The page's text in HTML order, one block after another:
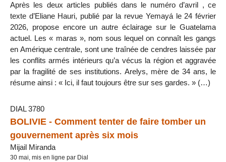
Après les deux articles publiés dans le numéro d’avril , ce
texte d’Eliane Hauri, publié par la revue Yemayá le 24 février
2026, propose encore un autre éclairage sur le Guatelama
actuel. Les « maras », nom sous lequel on connaît les gangs
en Amérique centrale, sont une traînée de cendres laissée par
les conflits armés intérieurs qu’a vécus la région et aggravée
par la fragilité de ses institutions. Arelys, mère de 34 ans, le
résume ainsi : « Ici, il faut toujours être sur ses gardes. » (…)
DIAL 3780
BOLIVIE - Comment tenter de faire tomber un
gouvernement après six mois
Mijail Miranda
30 mai, mis en ligne par Dial